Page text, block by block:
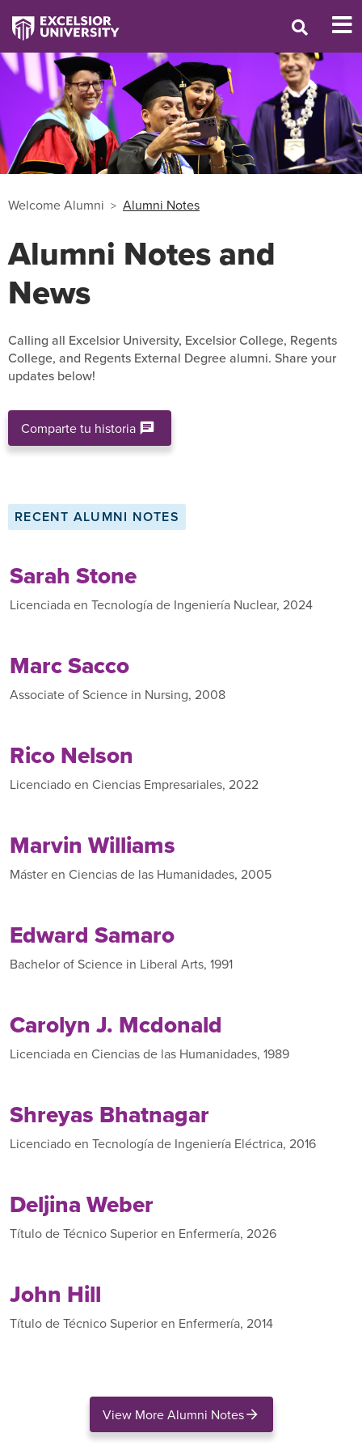
Welcome Alumni Alumni Notes
Alumni Notes and
News
Calling all Excelsior University, Excelsior College, Regents
College, and Regents External Degree alumni. Share your
updates below!
Comparte tu historia
RECENT ALUMNI NOTES
Sarah Stone
Licenciada en Tecnología de Ingeniería Nuclear, 2024
Marc Sacco
Associate of Science in Nursing, 2008
Rico Nelson
Licenciado en Ciencias Empresariales, 2022
Marvin Williams
Máster en Ciencias de las Humanidades, 2005
Edward Samaro
Bachelor of Science in Liberal Arts, 1991
Carolyn J. Mcdonald
Licenciada en Ciencias de las Humanidades, 1989
Shreyas Bhatnagar
Licenciado en Tecnología de Ingeniería Eléctrica, 2016
Deljina Weber
Título de Técnico Superior en Enfermería, 2026
John Hill
Título de Técnico Superior en Enfermería, 2014
View More Alumni Notes